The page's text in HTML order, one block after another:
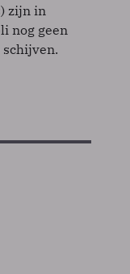
zijn in
nog geen